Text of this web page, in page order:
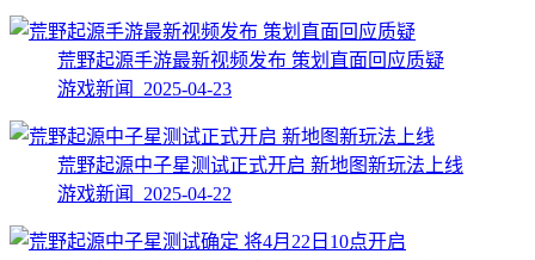
荒野起源手游最新视频发布 策划直面回应质疑
游戏新闻 2025-04-23
荒野起源中子星测试正式开启 新地图新玩法上线
游戏新闻 2025-04-22